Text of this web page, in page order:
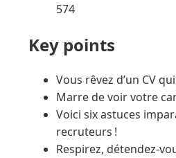
574
Key points
Vous rêvez d’un CV
Marre de voir votre
Voici six astuces
recruteurs !
Respirez, détendez-